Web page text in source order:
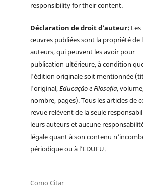
responsibility for their content.
Déclaration de droit d’auteur: Les
œuvres publiées sont la propriété de
auteurs, qui peuvent les avoir pour
publication ultérieure, à condition
l'édition originale soit mentionnée
l'original,Educação e Filosofia,
nombre, pages). Tous les articles de
revue relèvent de la seule
leurs auteurs et aucune
légale quant à son contenu
périodique ou à l’EDUFU.
Como Citar